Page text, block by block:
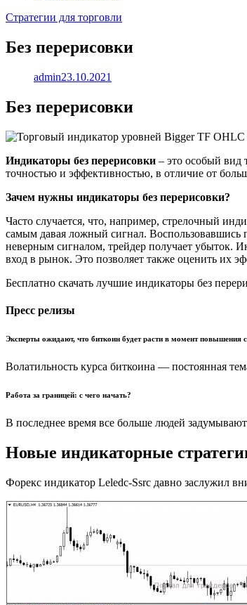
Стратегии для торговли
Без перерисовки
admin23.10.2021
Без перерисовки
Индикаторы без перерисовки – это особый вид
точностью и эффективностью, в отличие от
Зачем нужны индикаторы без перерисовки?
Часто случается, что, например, стрелочный
самым давая ложный сигнал. Воспользовавшись
неверным сигналом, трейдер получает убыток.
вход в рынок. Это позволяет также оценить их
Бесплатно скачать лучшие индикаторы без
Пресс релизы
Эксперты ожидают, что биткоин будет расти в момент
Волатильность курса биткоина — постоянная
Работа за границей: с чего начать?
В последнее время все больше людей
Новые индикаторные
Форекс индикатор Leledc-Ssrc давно заслужил